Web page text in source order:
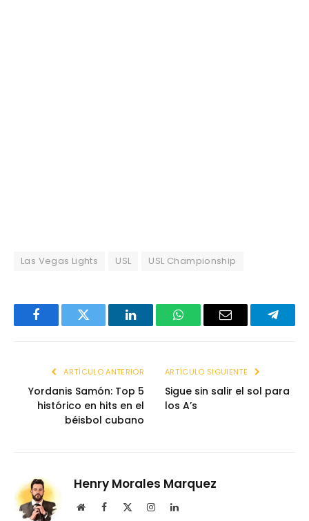
Las Vegas Lights USL USL Championship
FacebookTwitter LinkedInWhatsAppEmail
ARTÍCULO ANTERIOR
Yordanis Samón: Top 5
histórico en hits en el
béisbol cubano
ARTÍCULO SIGUIENTE
Sigue sin salir el sol para
los A’s
Henry Morales Marquez
WebsiteFacebook InstagramLinkedIn